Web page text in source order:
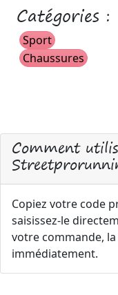
Catégories :
Sport
Chaussures
Comment
Copiez votre code
saisissez-le
votre commande,
immédiatement.